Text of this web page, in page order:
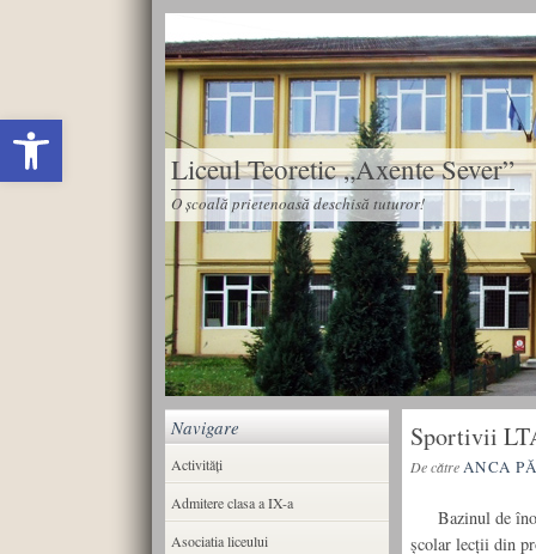
Deschide bara de unelte
Liceul Teoretic „Axente Sever”
O școală prietenoasă deschisă tuturor!
Sportivii
De cătreANCA
Bazinul de înot
școlar lecții din
Navigare
Activități
Admitere clasa a IX-a
Asociatia liceului